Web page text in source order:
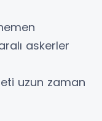
askerler
uzun zaman